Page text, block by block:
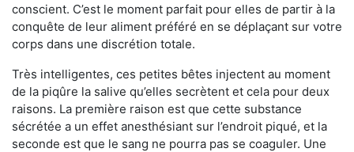
conscient. C’est le moment parfait pour elles de partir à la
conquête de leur aliment préféré en se déplaçant sur votre
corps dans une discrétion totale.
Très intelligentes, ces petites bêtes injectent au moment
de la piqûre la salive qu’elles secrètent et cela pour deux
raisons. La première raison est que cette substance
sécrétée a un effet anesthésiant sur l’endroit piqué, et la
seconde est que le sang ne pourra pas se coaguler. Une